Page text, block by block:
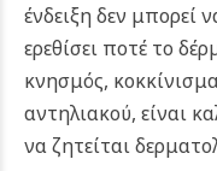
ένδειξη δεν μπορεί
ερεθίσει ποτέ το
κνησμός,
αντηλιακού, είναι
να ζητείται